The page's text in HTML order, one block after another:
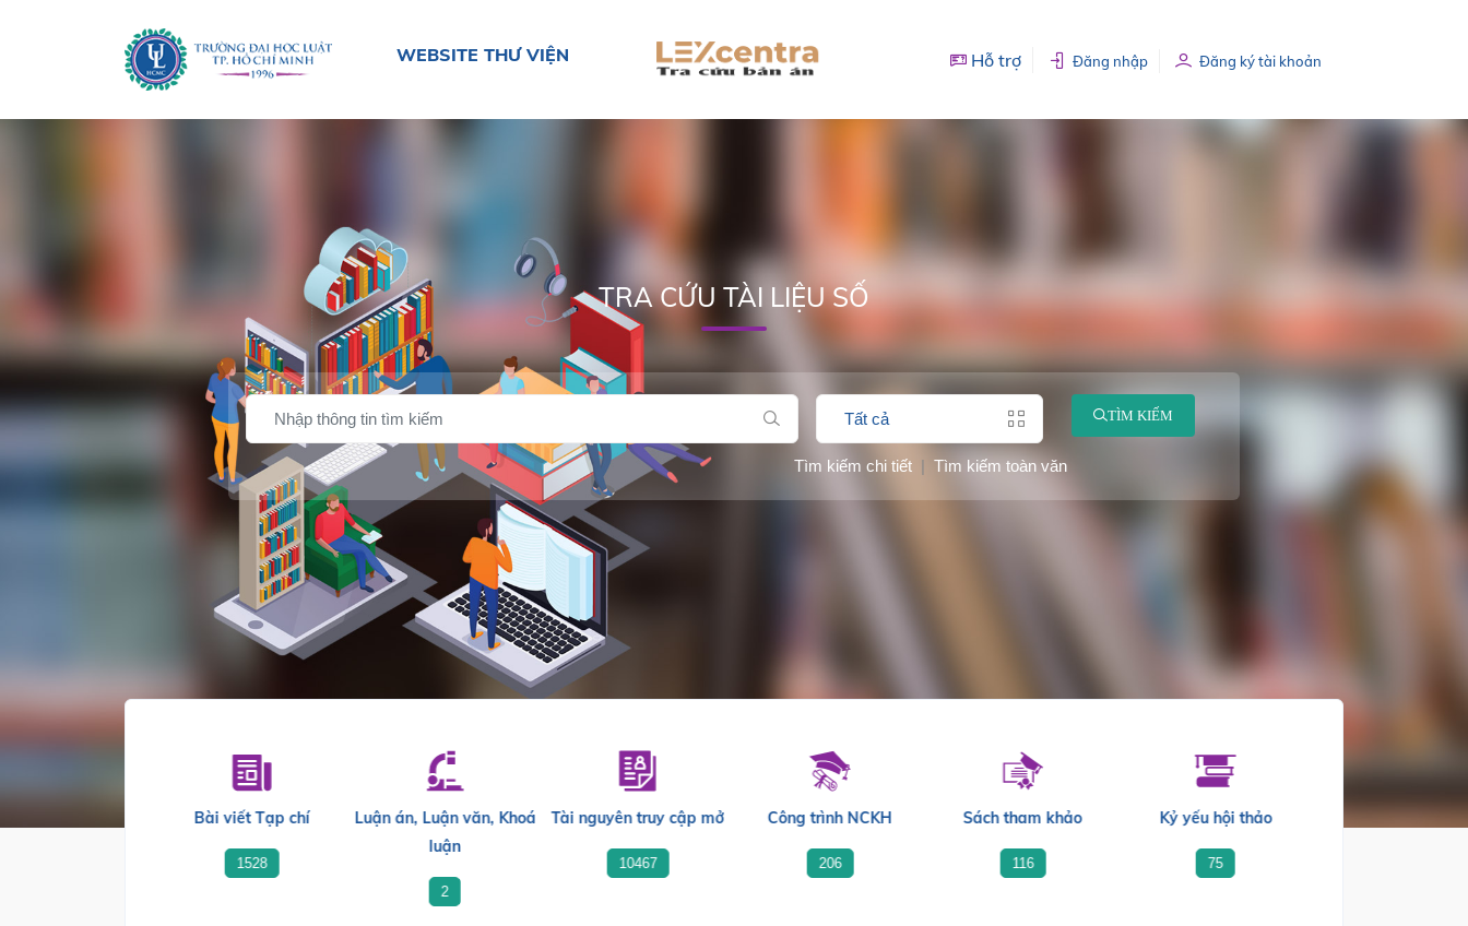
WEBSITE THƯ VIỆN Hỗ trợ Đăng nhập Đăng ký tài khoản
TRA CỨU TÀI LIỆU SỐ
TÌM KIẾM
Tìm kiếm chi tiết| Tìm kiếm toàn văn
Bài viết Tạp chí
1528
Luận án, Luận văn, Khoá
luận
2
Tài nguyên truy cập mở
10467
Công trình NCKH
206
Sách tham khảo
116
Kỷ yếu hội thảo
75